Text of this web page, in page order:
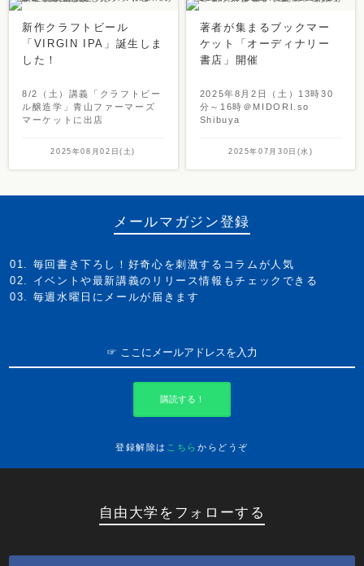
新作クラフトビール
「VIRGIN IPA」誕生しま
した！
8/2（土）講義「クラフトビー
ル醸造学」青山ファーマーズ
マーケットに出店
2025年08月02日(土)
著者が集まるブックマー
ケット「オーディナリー
書店」開催
2025年8月2日（土）13時30
分～16時＠MIDORI.so
Shibuya
2025年07月30日(水)
メールマガジン登録
毎回書き下ろし！好奇心を刺激するコラムが人気
イベントや最新講義のリリース情報もチェックできる
毎週水曜日にメールが届きます
購読する！
登録解除は こちら からどうぞ
自由大学をフォローする